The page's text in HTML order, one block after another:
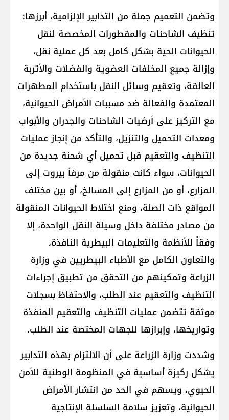
وتضمن التعميم جملة من التدابير الإلزامية، أبرزها:
تنظيف الشاحنات والمقطورات المخصصة لنقل
الحيوانات الحية بشكل كامل بعد كل عملية نقل،
وإزالة جميع المخلفات العضوية والفضلات والأتربة
العالقة، وتعقيم وسائل النقل باستخدام المطهرات
المعتمدة والفعالة ضد مسببات الأمراض الحيوانية،
مع التركيز على أرضيات الشاحنات والجدران والأبواب
ومعدات التحميل والتنزيل، والتأكد من إنجاز عمليات
التنظيف والتعقيم قبل تحميل أي شحنة جديدة من
الحيوانات، سواء كانت منقولة من مرفأ بيروت إلى
المزارع، أو من المزارع إلى المسالخ، أو بين مختلف
المواقع ذات الصلة، ومنع اختلاط الحيوانات المنقولة
من مصادر مختلفة داخل وسيلة النقل الواحدة، إلا
وفقاً للأنظمة والتعليمات البيطرية النافذة،
والتعاون الكامل مع الأطباء البيطريين في وزارة
الزراعة وتمكينهم من التحقق من تطبيق إجراءات
التنظيف والتعقيم عند الطلب، والاحتفاظ بسجلات
موثقة تتضمن عمليات التنظيف والتعقيم المنفذة
وتواريخها، وإبرازها للجهات المختصة عند الطلب.
وشددت وزارة الزراعة على أن الالتزام بهذه التدابير
يشكل ركيزة أساسية في المنظومة الوطنية للأمن
الحيوي، ويسهم في الحد من انتشار الأمراض
الحيوانية، وتعزيز سلامة السلسلة الإنتاجية